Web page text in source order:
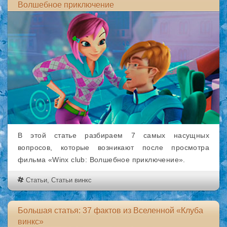
Волшебное приключение
В этой статье разбираем 7 самых насущных
вопросов, которые возникают после просмотра
фильма «Winx club: Волшебное приключение».
Статьи, Статьи винкс
Большая статья: 37 фактов из Вселенной «Клуба
винкс»